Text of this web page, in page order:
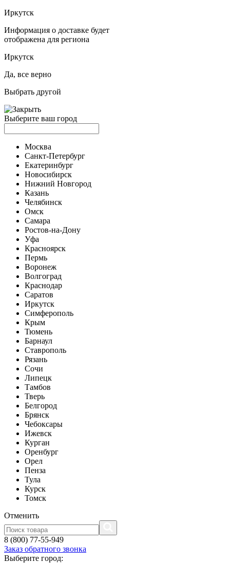
Иркутск
Информация о доставке будет
отображена для региона
Иркутск
Да, все верно
Выбрать другой
Выберите ваш город
Москва
Санкт-Петербург
Екатеринбург
Новосибирск
Нижний Новгород
Казань
Челябинск
Омск
Самара
Ростов-на-Дону
Уфа
Красноярск
Пермь
Воронеж
Волгоград
Краснодар
Саратов
Иркутск
Симферополь
Крым
Тюмень
Барнаул
Ставрополь
Рязань
Сочи
Липецк
Тамбов
Тверь
Белгород
Брянск
Чебоксары
Ижевск
Курган
Оренбург
Орел
Пенза
Тула
Курск
Томск
Отменить
8 (800) 77-55-949
Заказ обратного звонка
Выберите город: